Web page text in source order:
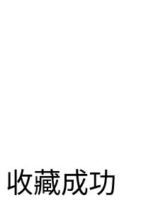
收藏成功